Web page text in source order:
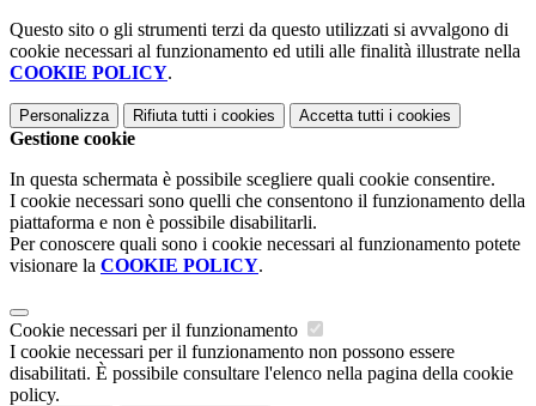
Questo sito o gli strumenti terzi da questo utilizzati si avvalgono di
cookie necessari al funzionamento ed utili alle finalità illustrate nella
COOKIE POLICY.
Personalizza Rifiuta tutti i cookies Accetta tutti i cookies
Gestione cookie
In questa schermata è possibile scegliere quali cookie consentire.
I cookie necessari sono quelli che consentono il funzionamento della
piattaforma e non è possibile disabilitarli.
Per conoscere quali sono i cookie necessari al funzionamento potete
visionare la COOKIE POLICY.
Cookie necessari per il funzionamento
I cookie necessari per il funzionamento non possono essere
disabilitati. È possibile consultare l'elenco nella pagina della cookie
policy.